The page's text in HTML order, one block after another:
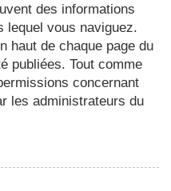
des informations
lequel vous naviguez.
haut de chaque page du
publiées. Tout comme
concernant
les administrateurs du